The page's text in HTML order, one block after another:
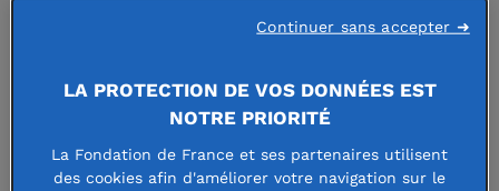
Le
LA PROTECTION DE VOS DONNÉES EST
NOTRE PRIORITÉ
La Fondation de France et ses partenaires utilisent
des cookies afin d'améliorer votre navigation sur le
Continuer sans accepter ➜